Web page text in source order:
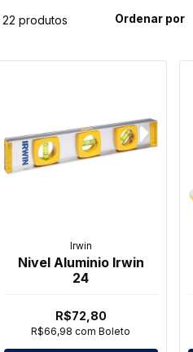
produtos Ordenar por
Irwin
Nivel Aluminio Irwin
24
R$72,80
R$66,98com Boleto